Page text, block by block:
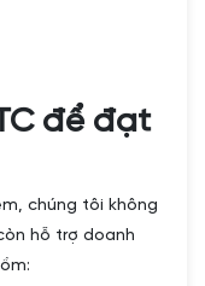
để đạt
chúng tôi không
hỗ trợ doanh